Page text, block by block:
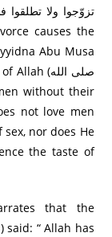
Abu Musa
not love men
nor does He
the taste of